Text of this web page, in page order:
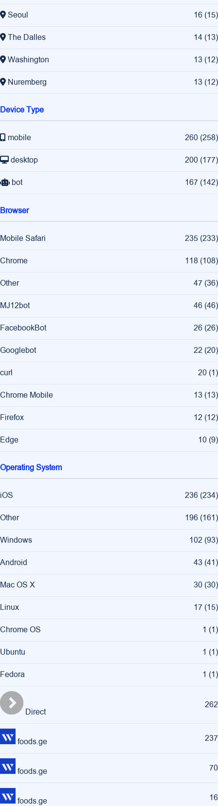
Seoul 16 (15)
The Dalles 14 (13)
Washington 13 (12)
Nuremberg 13 (12)
Device Type
mobile 260 (258)
desktop 200 (177)
bot 167 (142)
Browser
Mobile Safari 235 (233)
Chrome 118 (108)
Other 47 (36)
MJ12bot 46 (46)
FacebookBot 26 (26)
Googlebot 22 (20)
curl 20 (1)
Chrome Mobile 13 (13)
Firefox 12 (12)
Edge 10 (9)
Operating System
iOS 236 (234)
Other 196 (161)
Windows 102 (93)
Android 43 (41)
Mac OS X 30 (30)
Linux 17 (15)
Chrome OS 1 (1)
Ubuntu 1 (1)
Fedora 1 (1)
Direct
262
foods.ge 237
foods.ge 70
foods.ge 16